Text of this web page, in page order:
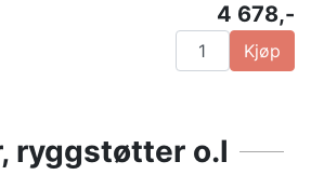
4 678,-
Kjøp
ryggstøtter o.l